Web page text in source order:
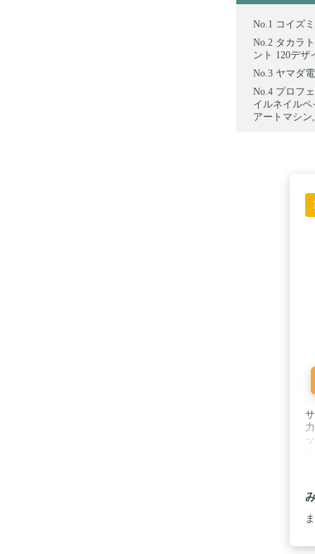
コイズ
タカラ
ント 120デザ
ヤマダ
プロフ
イルネイル
アートマシン